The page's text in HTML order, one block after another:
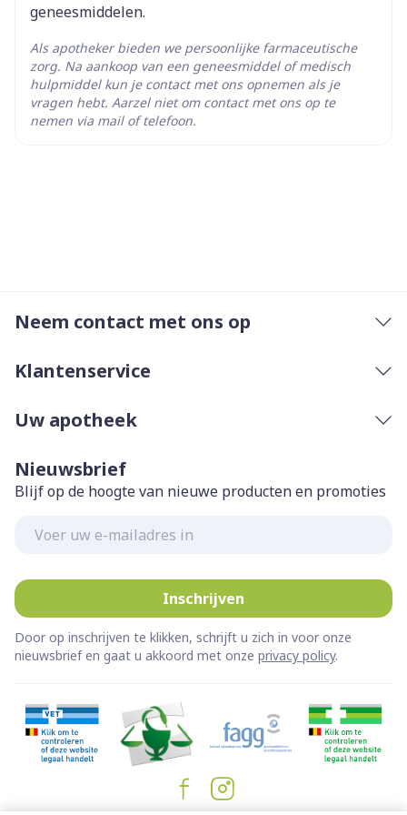
Max. 1,5 mg, 1x /dag
Startdosis: 0,25 mg, 1x /dag
Vevolgens dosisaanpassingen in stappen van 0,25
mg min. om de 48u
Max. 0,75 mg, 1x /dag
geneesmiddelen.
Als apotheker bieden we persoonlijke farmaceutische
zorg. Na aankoop van een geneesmiddel of medisch
hulpmiddel kun je contact met ons opnemen als je
vragen hebt. Aarzel niet om contact met ons op te
nemen via mail of telefoon.
Neem contact met ons op
Klantenservice
Uw apotheek
Nieuwsbrief
Blijf op de hoogte van nieuwe producten en promoties
Inschrijven
Door op inschrijven te klikken, schrijft u zich in voor onze
nieuwsbrief en gaat u akkoord met onze privacy policy.